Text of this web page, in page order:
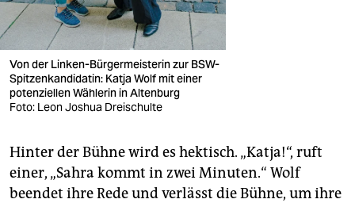
Von der Linken-Bürgermeisterin zur BSW-
Spitzenkandidatin: Katja Wolf mit einer
potenziellen Wählerin in Altenburg
Foto: Leon Joshua Dreischulte
Hinter der Bühne wird es hektisch. „Katja!“, ruft
einer, „Sahra kommt in zwei Minuten.“ Wolf
beendet ihre Rede und verlässt die Bühne, um ihre